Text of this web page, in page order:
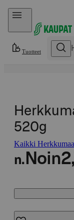
Hyppää sisältöön
Tuotteet
520g
Kaikki
n. Noin